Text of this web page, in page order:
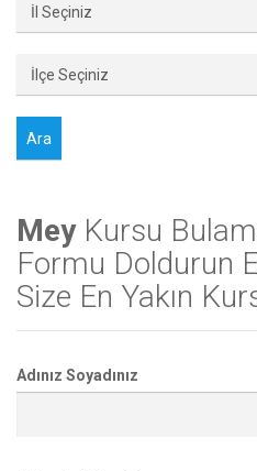
MeyKursu
Formu Doldurun
Size En Yakın
Adınız Soyadınız